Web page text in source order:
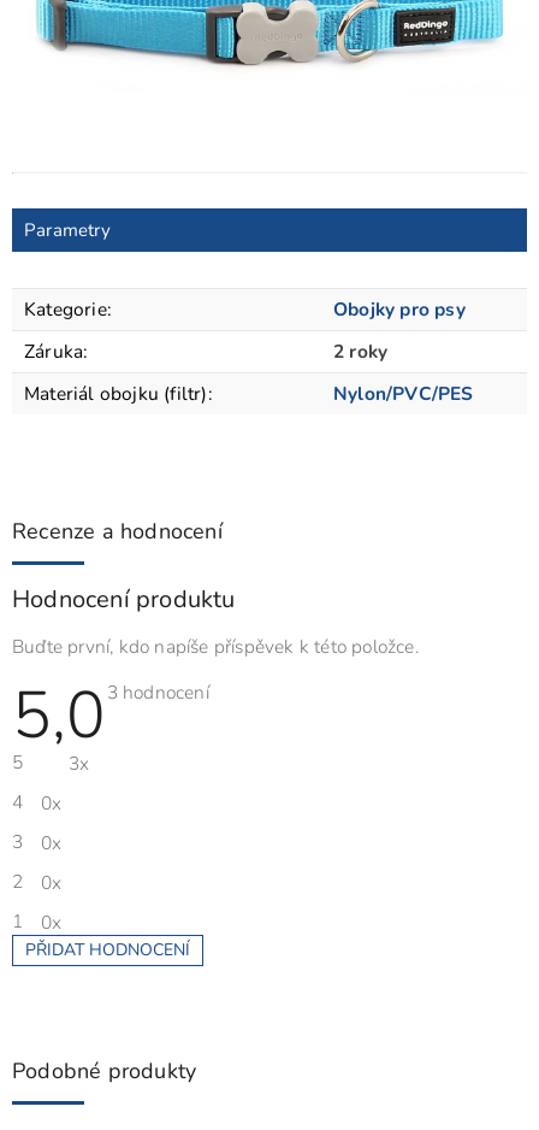
Parametry
Kategorie:
Obojky pro psy
Záruka:
2 roky
Materiál obojku (filtr): Nylon/PVC/PES
Recenze a hodnocení
Hodnocení produktu
Buďte první, kdo napíše příspěvek k této položce.
5,0 Průměrné
3 hodnocení
5
3x
4
0x
3
0x
2
0x
1
0x
PŘIDAT HODNOCENÍ
V
s
o
Podobné produkty